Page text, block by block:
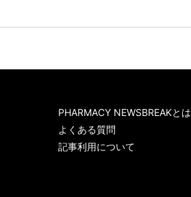
PHARMACY NEWSBREAKとは
よくある質問
記事利用について